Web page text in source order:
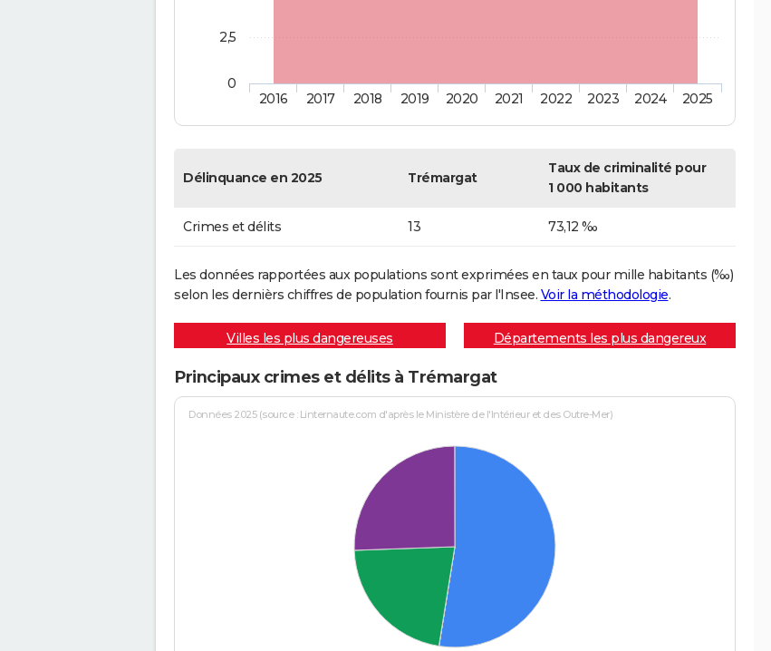
2016 2017 2018 2019 2020 2021 2022 2023 2024 2025
0
2,5
Délinquance en 2025 Trémargat
Taux de criminalité pour
1 000 habitants
Crimes et délits 13 73,12 ‰
Les données rapportées aux populations sont exprimées en taux pour mille habitants (‰)
selon les dernièrs chiffres de population fournis par l'Insee. Voir la méthodologie.
Villes les plus dangereuses Départements les plus dangereux
Principaux crimes et délits à Trémargat
Données 2025 (source : Linternaute.com d'après le Ministère de l'Intérieur et des Outre-Mer)